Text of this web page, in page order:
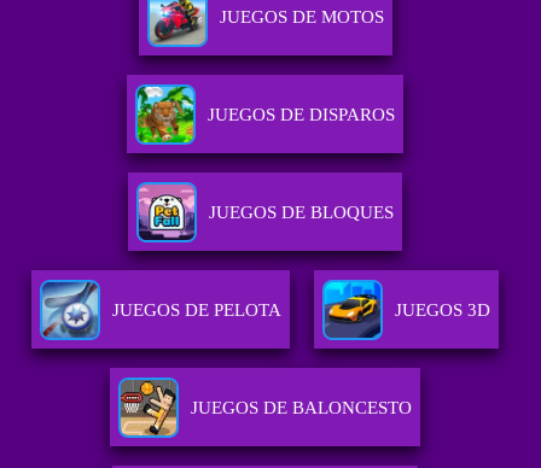
JUEGOS DE MOTOS
JUEGOS DE DISPAROS
JUEGOS DE BLOQUES
JUEGOS DE PELOTA JUEGOS 3D
JUEGOS DE BALONCESTO